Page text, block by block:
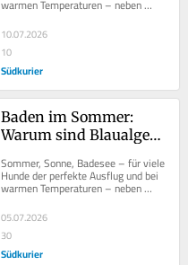
warmen Temperaturen – neben
einem Hunde-Eis – eine
willkommene...
10.07.2026
10
Südkurier
Baden im Sommer:
Warum sind Blaualgen
gefährlich?
Sommer, Sonne, Badesee – für viele
Hunde der perfekte Ausflug und bei
warmen Temperaturen – neben
einem Hunde-Eis – eine
willkommene...
05.07.2026
30
Südkurier